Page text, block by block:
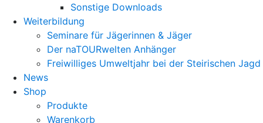
Sonstige Downloads
Weiterbildung
Seminare für Jägerinnen & Jäger
Der naTOURwelten Anhänger
Freiwilliges Umweltjahr bei der Steirischen Jagd
News
Shop
Produkte
Warenkorb